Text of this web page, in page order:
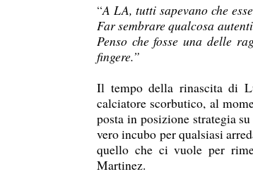
“A LA, tutti sapevano che
Far sembrare qualcosa
Penso che fosse una delle
fingere.”
Il tempo della rinascita di
calciatore scorbutico, al
posta in posizione strategia
vero incubo per qualsiasi
quello che ci vuole per
Martinez.